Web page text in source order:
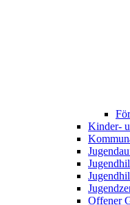
Kinder-
Offener